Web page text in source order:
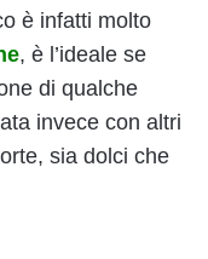
è infatti molto
, è l’ideale se
di qualche
invece con altri
sia dolci che